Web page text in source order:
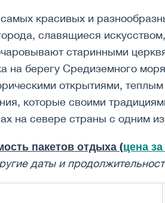
красивых и
славящиеся
старинными
на берегу Средиземного
открытиями,
которые своими
на севере страны с одним
пакетов отдыха (цена
даты и